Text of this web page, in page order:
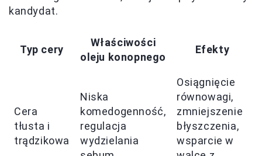
kandydat.
Typ cery
Właściwości
oleju konopnego
Efekty
Cera
tłusta i
trądzikowa
Niska
komedogenność,
regulacja
wydzielania
Osiągnięcie
równowagi,
zmniejszenie
błyszczenia,
wsparcie w